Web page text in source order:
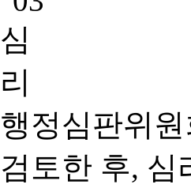
행정심판위
검토한 후, 심